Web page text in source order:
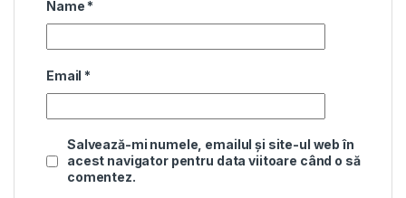
Name *
Email *
Salvează-mi numele, emailul și site-ul web în
acest navigator pentru data viitoare când o să
comentez.